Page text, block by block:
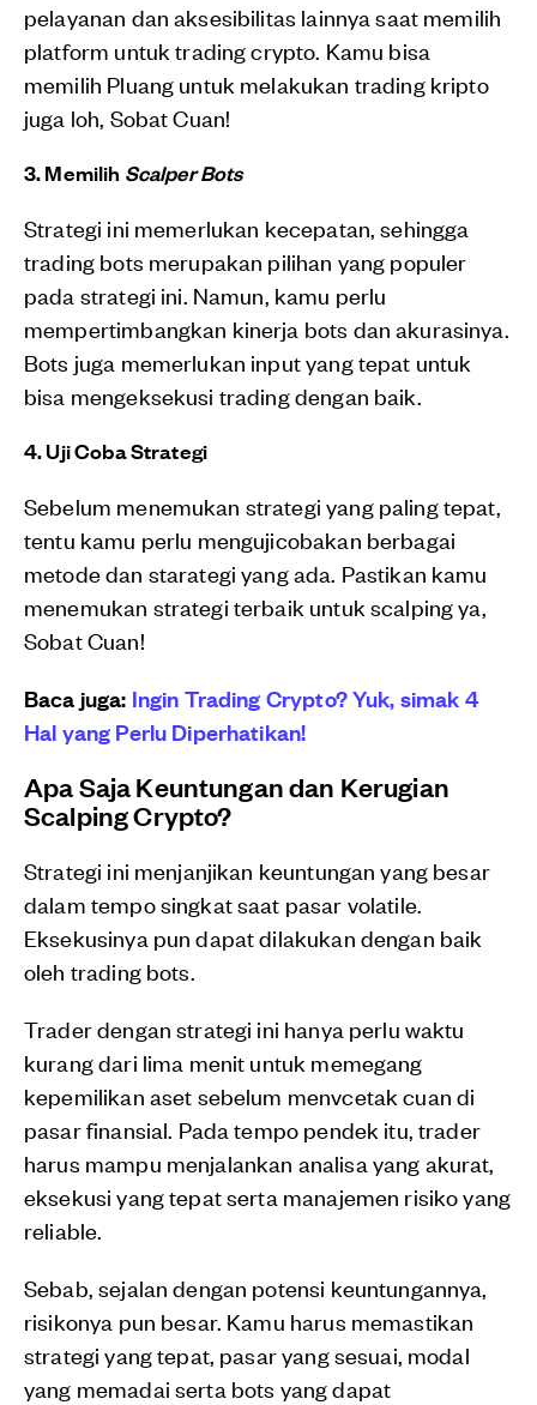
pelayanan dan aksesibilitas lainnya saat memilih
platform untuk trading crypto. Kamu bisa
memilih Pluang untuk melakukan trading kripto
juga loh, Sobat Cuan!
3. Memilih Scalper Bots
Strategi ini memerlukan kecepatan, sehingga
trading bots merupakan pilihan yang populer
pada strategi ini. Namun, kamu perlu
mempertimbangkan kinerja bots dan akurasinya.
Bots juga memerlukan input yang tepat untuk
bisa mengeksekusi trading dengan baik.
4. Uji Coba Strategi
Sebelum menemukan strategi yang paling tepat,
tentu kamu perlu mengujicobakan berbagai
metode dan starategi yang ada. Pastikan kamu
menemukan strategi terbaik untuk scalping ya,
Sobat Cuan!
Baca juga: Ingin Trading Crypto? Yuk, simak 4
Hal yang Perlu Diperhatikan!
Apa Saja Keuntungan dan Kerugian
Scalping Crypto?
Strategi ini menjanjikan keuntungan yang besar
dalam tempo singkat saat pasar volatile.
Eksekusinya pun dapat dilakukan dengan baik
oleh trading bots.
Trader dengan strategi ini hanya perlu waktu
kurang dari lima menit untuk memegang
kepemilikan aset sebelum menvcetak cuan di
pasar finansial. Pada tempo pendek itu, trader
harus mampu menjalankan analisa yang akurat,
eksekusi yang tepat serta manajemen risiko yang
reliable.
Sebab, sejalan dengan potensi keuntungannya,
risikonya pun besar. Kamu harus memastikan
strategi yang tepat, pasar yang sesuai, modal
yang memadai serta bots yang dapat